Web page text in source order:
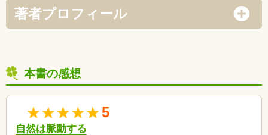
著者プロフィール
本書の感想
5
自然は脈動する